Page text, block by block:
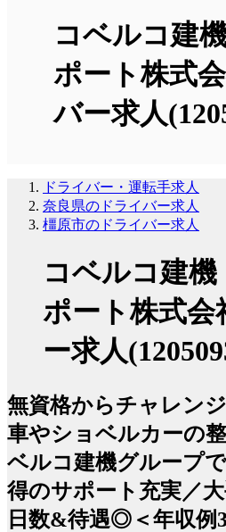
コベルコ建
ポート株式
バー求人
ドライバー・運転手求人
奈良県のドライバー求人
橿原市のドライバー求人
コベルコ建
ポート株式
ー求人
無資格からチャレン
車やショベルカーの
ベルコ建機グループ
得のサポート充実／
日数&待遇◎＜年収例